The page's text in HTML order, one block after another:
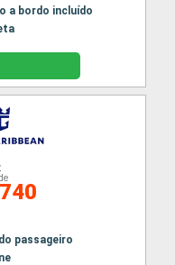
a bordo incluído
passageiro